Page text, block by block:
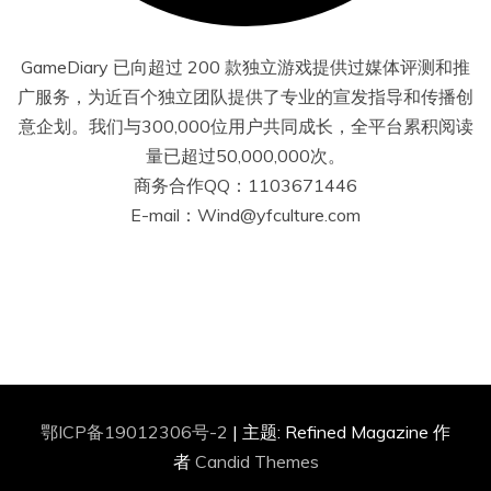
GameDiary 已向超过 200 款独立游戏提供过媒体评测和推
广服务，为近百个独立团队提供了专业的宣发指导和传播创
意企划。我们与300,000位用户共同成长，全平台累积阅读
量已超过50,000,000次。
商务合作QQ：1103671446
E-mail：Wind@yfculture.com
鄂ICP备19012306号-2 | 主题: Refined Magazine 作
者 Candid Themes